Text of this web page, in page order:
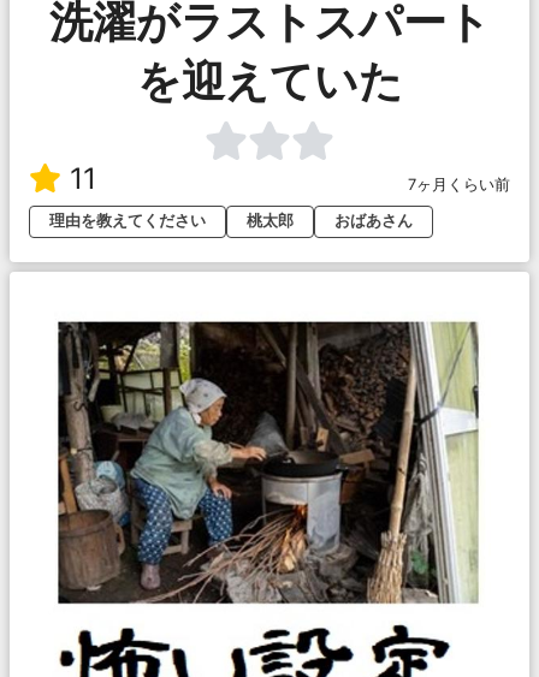
洗濯がラストスパート
を迎えていた
11
7ヶ月くらい前
理由を教えてください
桃太郎 おばあさん